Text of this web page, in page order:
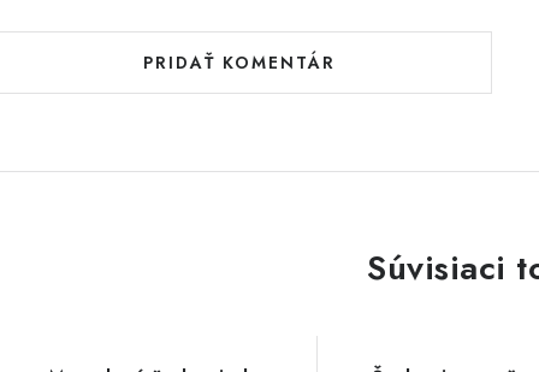
PRIDAŤ KOMENTÁR
Súvisiaci